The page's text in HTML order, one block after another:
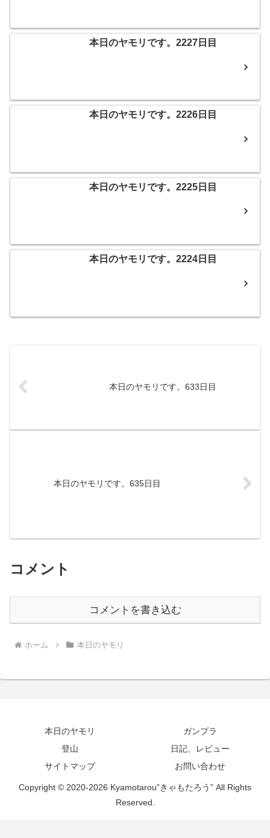
本日のヤモリです。2227日目
本日のヤモリです。2226日目
本日のヤモリです。2225日目
本日のヤモリです。2224日目
本日のヤモリです。633日目
本日のヤモリです。635日目
コメント
コメントを書き込む
ホーム 本日のヤモリ
本日のヤモリ
ガンプラ
登山
日記、レビュー
サイトマップ
お問い合わせ
Copyright © 2020-2026 Kyamotarou”きゃもたろう” All Rights
Reserved.